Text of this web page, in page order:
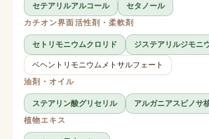
セテアリルアルコール
セタノール
カチオン界面活性剤・柔軟剤
セトリモニウムクロリド ジステアリルジモニ
ベヘントリモニウムメトサルフェート
油剤・オイル
ステアリン酸グリセリル アルガニアスピノサ
植物エキス